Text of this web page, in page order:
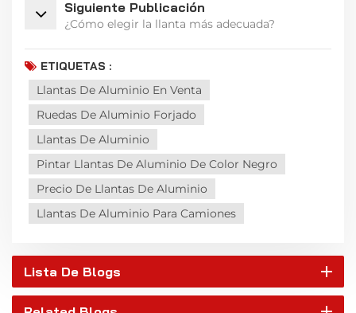
Siguiente Publicación
¿Cómo elegir la llanta más adecuada?
ETIQUETAS :
Llantas De Aluminio En Venta
Ruedas De Aluminio Forjado
Llantas De Aluminio
Pintar Llantas De Aluminio De Color Negro
Precio De Llantas De Aluminio
Llantas De Aluminio Para Camiones
Lista De Blogs